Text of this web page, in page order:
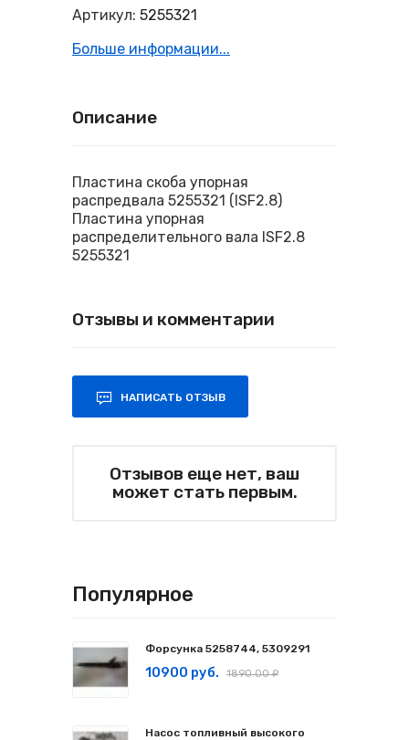
Артикул: 5255321
Больше информации...
Описание
Пластина скоба упорная
распредвала 5255321 (ISF2.8)
Пластина упорная
распределительного вала ISF2.8
5255321
Отзывы и комментарии
НАПИСАТЬ ОТЗЫВ
Отзывов еще нет, ваш
может стать первым.
Популярное
Форсунка 5258744, 5309291
10900 руб. 1890.00 ₽
Насос топливный высокого